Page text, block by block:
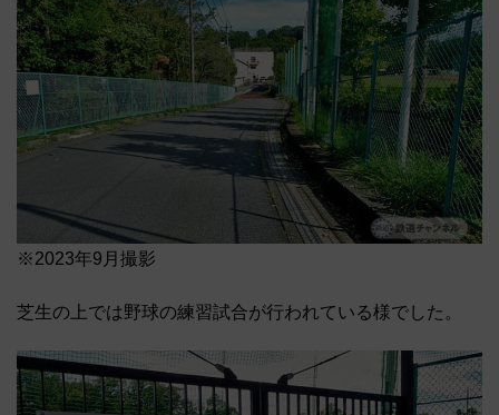
※2023年9月撮影
芝生の上では野球の練習試合が行われている様でした。